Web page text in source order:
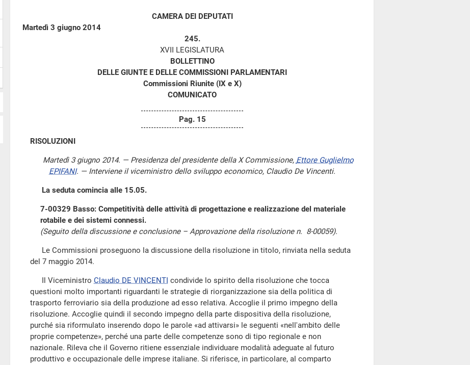
CAMERA DEI DEPUTATI
Martedì 3 giugno 2014
245.
XVII LEGISLATURA
BOLLETTINO
DELLE GIUNTE E DELLE COMMISSIONI PARLAMENTARI
Commissioni Riunite (IX e X)
COMUNICATO
Pag. 15
RISOLUZIONI
Martedì 3 giugno 2014. — Presidenza del presidente della X Commissione, Ettore Guglielmo
EPIFANI. — Interviene il viceministro dello sviluppo economico, Claudio De Vincenti.
La seduta comincia alle 15.05.
7-00329 Basso: Competitività delle attività di progettazione e realizzazione del materiale
rotabile e dei sistemi connessi.
(Seguito della discussione e conclusione – Approvazione della risoluzione n. 8-00059).
Le Commissioni proseguono la discussione della risoluzione in titolo, rinviata nella seduta
del 7 maggio 2014.
Il Viceministro Claudio DE VINCENTI condivide lo spirito della risoluzione che tocca
questioni molto importanti riguardanti le strategie di riorganizzazione sia della politica di
trasporto ferroviario sia della produzione ad esso relativa. Accoglie il primo impegno della
risoluzione. Accoglie quindi il secondo impegno della parte dispositiva della risoluzione,
purché sia riformulato inserendo dopo le parole «ad attivarsi» le seguenti «nell'ambito delle
proprie competenze», perché una parte delle competenze sono di tipo regionale e non
nazionale. Rileva che il Governo ritiene essenziale individuare modalità adeguate al futuro
produttivo e occupazionale delle imprese italiane. Si riferisce, in particolare, al comparto